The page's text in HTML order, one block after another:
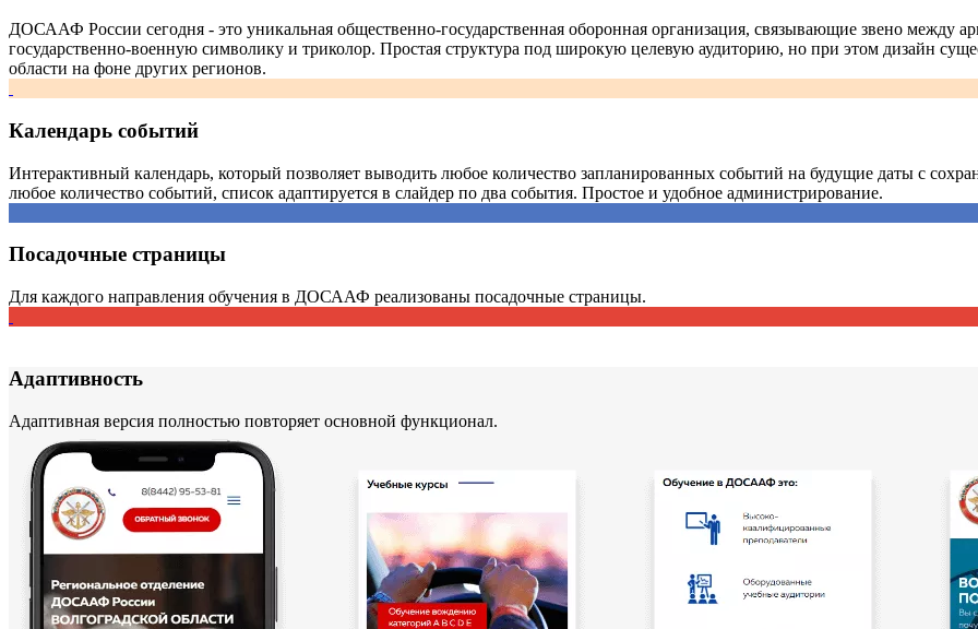
ДОСААФ России сегодня - это уникальная общественно-государственная оборонная организация, связывающие звено между
государственно-военную символику и триколор. Простая структура под широкую целевую аудиторию, но при этом дизайн
области на фоне других регионов.
Календарь событий
Интерактивный календарь, который позволяет выводить любое количество запланированных событий на будущие даты с
любое количество событий, список адаптируется в слайдер по два события. Простое и удобное администрирование.
Посадочные страницы
Для каждого направления обучения в ДОСААФ реализованы посадочные страницы.
Адаптивность
Адаптивная версия полностью повторяет основной функционал.